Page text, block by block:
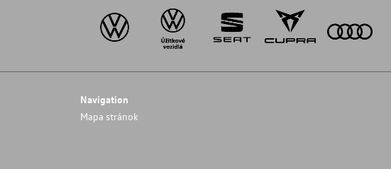
Navigation
Mapa stránok